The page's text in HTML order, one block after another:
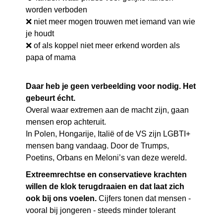
worden verboden
❌ niet meer mogen trouwen met iemand van wie
je houdt
❌ of als koppel niet meer erkend worden als
papa of mama
Daar heb je geen verbeelding voor nodig. Het
gebeurt écht.
Overal waar extremen aan de macht zijn, gaan
mensen erop achteruit.
In Polen, Hongarije, Italië of de VS zijn LGBTI+
mensen bang vandaag. Door de Trumps,
Poetins, Orbans en Meloni’s van deze wereld.
Extreemrechtse en conservatieve krachten
willen de klok terugdraaien en dat laat zich
ook bij ons voelen. Cijfers tonen dat mensen -
vooral bij jongeren - steeds minder tolerant